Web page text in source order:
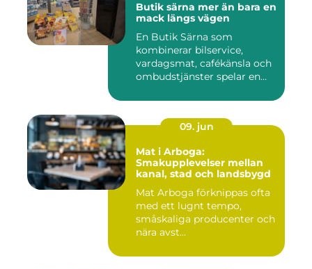
Butik särna mer än bara en
mack längs vägen
En Butik Särna som
kombinerar bilservice,
vardagsmat, cafékänsla och
ombudstjänster spelar en
09. jun
Mat i Arboga:
Smakupplevelser mellan
kanal, stad och landsbygd
Mat Arboga förknippas ofta
med ett lugnt tempo,
småskaliga producenter och
nära avst...